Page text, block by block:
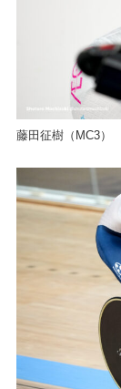
藤田征樹（MC3）